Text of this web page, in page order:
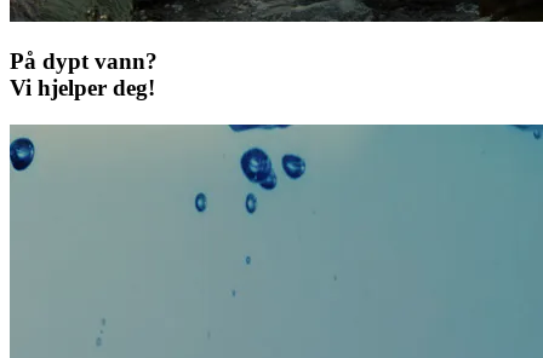
På dypt vann?
Vi hjelper deg!